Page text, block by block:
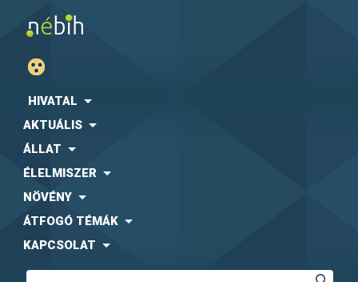
HIVATAL
AKTUÁLIS
ÁLLAT
ÉLELMISZER
NÖVÉNY
ÁTFOGÓ TÉMÁK
KAPCSOLAT